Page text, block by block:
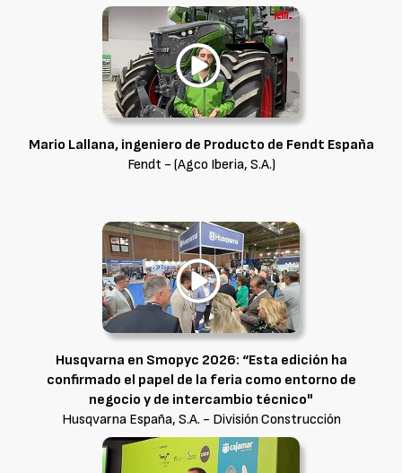
Mario Lallana, ingeniero de Producto de Fendt España
Fendt - (Agco Iberia, S.A.)
Husqvarna en Smopyc 2026: “Esta edición ha
confirmado el papel de la feria como entorno de
negocio y de intercambio técnico"
Husqvarna España, S.A. - División Construcción